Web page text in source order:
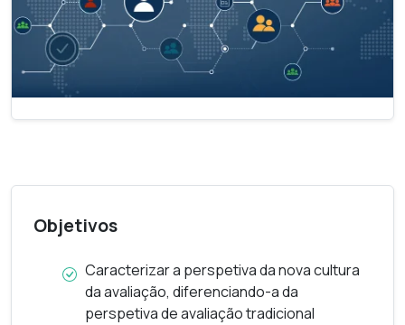
Objetivos
Caracterizar a perspetiva da nova cultura
da avaliação, diferenciando-a da
perspetiva de avaliação tradicional